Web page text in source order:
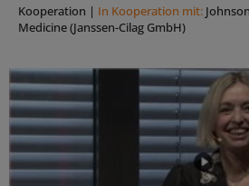
Kooperation | In Kooperation mit:
Medicine (Janssen-Cilag GmbH)